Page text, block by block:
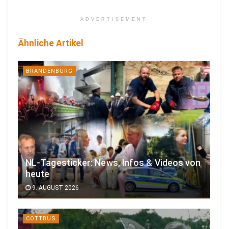
ADVERTISEMENT
Ähnliche Artikel
BRANDENBURG
NL-Tagesticker: News, Infos & Videos von
heute
9. AUGUST 2026
COTTBUS